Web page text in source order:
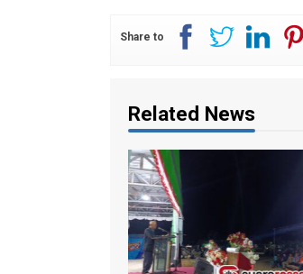
Share to
Related News